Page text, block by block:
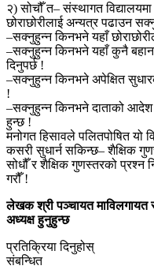
२) सोचौँ त– संस्थागत
छोराछोरीलाई अन्यत्र पढाउन
–सक्नुहुन्न किनभने यहाँ
–सक्नुहुन्न किनभने यहाँ कुनै
दिनुपर्छ !
–सक्नुहुन्न किनभने अपेक्षित
!
–सक्नुहुन्न किनभने दाताको आदेश
हुन्छ !
मनोगत हिसावले पलितपोषित यो
कसरी सुधार्न सकिन्छ– शैक्षिक
सोधौँ र शैक्षिक गुणस्तरको प्रश्न
गरौँ !
लेखक श्री पञ्चायत माविलगायत
अध्यक्ष हुनुहुन्छ
प्रतिक्रिया दिनुहोस्
संबन्धित